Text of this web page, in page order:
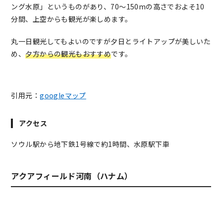
ング水原」というものがあり、70〜150mの高さでおよそ10
分間、上空からも観光が楽しめます。
丸一日観光してもよいのですが夕日とライトアップが美しいた
め、夕方からの観光もおすすめです。
引用元：googleマップ
アクセス
ソウル駅から地下鉄1号線で約1時間、水原駅下車
アクアフィールド河南（ハナム）